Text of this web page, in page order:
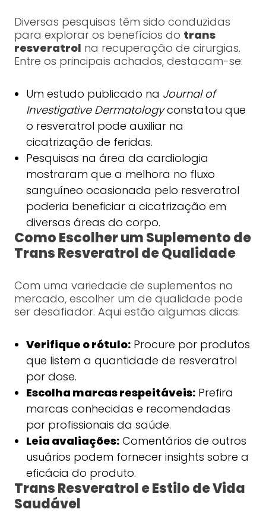
Diversas pesquisas têm sido conduzidas
para explorar os benefícios do trans
resveratrol na recuperação de cirurgias.
Entre os principais achados, destacam-se:
Um estudo publicado na Journal of
Investigative Dermatologyconstatou que
o resveratrol pode auxiliar na
cicatrização de feridas.
Pesquisas na área da cardiologia
mostraram que a melhora no fluxo
sanguíneo ocasionada pelo resveratrol
poderia beneficiar a cicatrização em
diversas áreas do corpo.
Como Escolher um Suplemento de
Trans Resveratrol de Qualidade
Com uma variedade de suplementos no
mercado, escolher um de qualidade pode
ser desafiador. Aqui estão algumas dicas:
Verifique o rótulo:Procure por produtos
que listem a quantidade de resveratrol
por dose.
Escolha marcas respeitáveis:Prefira
marcas conhecidas e recomendadas
por profissionais da saúde.
Leia avaliações:Comentários de outros
usuários podem fornecer insights sobre a
eficácia do produto.
Trans Resveratrol e Estilo de Vida
Saudável